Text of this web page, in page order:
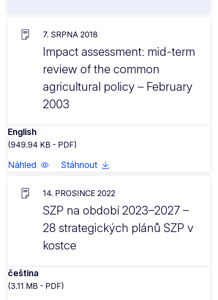
7. SRPNA 2018
Impact assessment: mid-term
review of the common
agricultural policy – February
2003
English
(949.94 KB - PDF)
Náhled Stáhnout
14. PROSINCE 2022
SZP na období 2023–2027 –
28 strategických plánů SZP v
kostce
čeština
(3.11 MB - PDF)